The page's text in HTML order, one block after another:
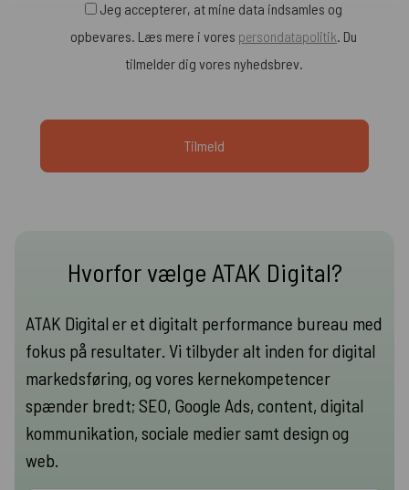
Jeg accepterer, at mine data indsamles og
opbevares. Læs mere i vores persondatapolitik. Du
tilmelder dig vores nyhedsbrev.
Hvorfor vælge ATAK Digital?
ATAK Digital er et digitalt performance bureau med
fokus på resultater. Vi tilbyder alt inden for digital
markedsføring, og vores kernekompetencer
spænder bredt; SEO, Google Ads, content, digital
kommunikation, sociale medier samt design og
web.